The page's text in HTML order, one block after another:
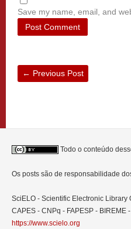
Save my name, email, and
← Previous Post
Todo o conteúdo
Os posts são de responsabilidade
SciELO - Scientific Electronic Library
CAPES - CNPq - FAPESP - BIREME
https://www.scielo.org